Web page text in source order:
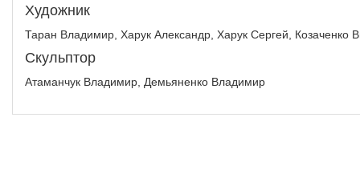
Художник
Таран Владимир, Харук Александр, Харук Сергей, Козаченко
Скульптор
Атаманчук Владимир, Демьяненко Владимир